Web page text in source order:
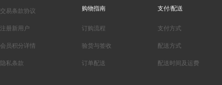
交易条款协议
注册新用户
会员积分详情
隐私条款
购物指南
订购流程
验货与签收
订单配送
支付/配送
支付方式
配送方式
配送时间及运费